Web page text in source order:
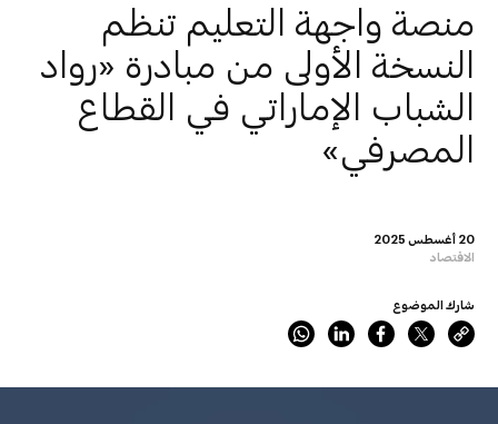
20 أغسطس 2025
الاقتصاد
منصة واجهة التعليم تنظم
النسخة الأولى من مبادرة «رواد
الشباب الإماراتي في القطاع
المصرفي»
شارك الموضوع